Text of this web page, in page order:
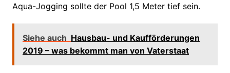
Aqua-Jogging sollte der Pool 1,5 Meter tief sein.
Siehe auch Hausbau- und Kaufförderungen
2019 – was bekommt man von Vaterstaat